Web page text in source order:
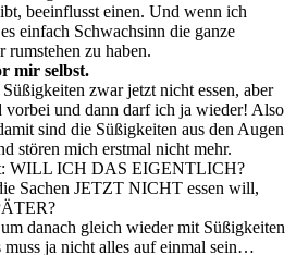
beeinflusst einen. Und wenn ich
einfach Schwachsinn die ganze
rumstehen zu haben.
mir selbst.
zwar jetzt nicht essen, aber
vorbei und dann darf ich ja wieder! Also
sind die Süßigkeiten aus den Augen
stören mich erstmal nicht mehr.
WILL ICH DAS EIGENTLICH?
Sachen JETZT NICHT essen will,
danach gleich wieder mit Süßigkeiten
muss ja nicht alles auf einmal sein…